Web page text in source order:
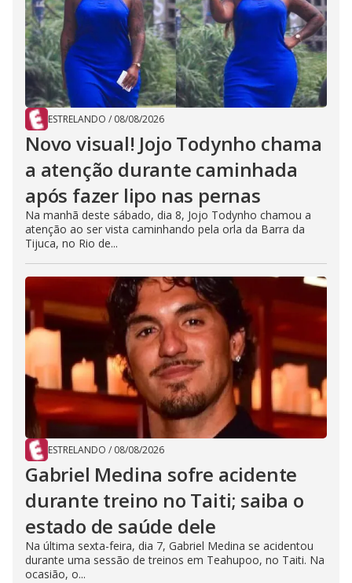
ESTRELANDO / 08/08/2026
Novo visual! Jojo Todynho chama
a atenção durante caminhada
após fazer lipo nas pernas
Na manhã deste sábado, dia 8, Jojo Todynho chamou a
atenção ao ser vista caminhando pela orla da Barra da
Tijuca, no Rio de...
ESTRELANDO / 08/08/2026
Gabriel Medina sofre acidente
durante treino no Taiti; saiba o
estado de saúde dele
Na última sexta-feira, dia 7, Gabriel Medina se acidentou
durante uma sessão de treinos em Teahupoo, no Taiti. Na
ocasião, o...